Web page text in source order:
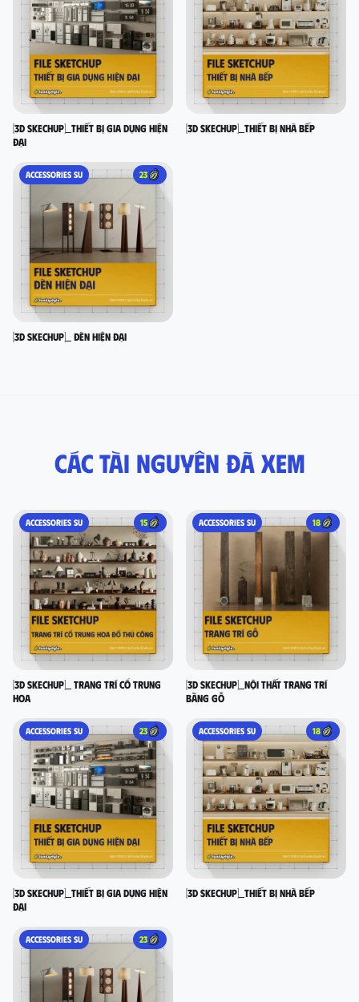
[3D SKECHUP]_Thiết bị gia dụng hiện
đại
[3D SKECHUP]_Thiết bị nhà bếp
ACCESSORIES SU 23
[3D SKECHUP]_ Đèn hiện đại
Các tài nguyên đã xem
ACCESSORIES SU 15
[3D SKECHUP]_ Trang trí cổ Trung
Hoa
ACCESSORIES SU 18
[3D SKECHUP]_Nội thất trang trí
bằng gỗ
ACCESSORIES SU 23
[3D SKECHUP]_Thiết bị gia dụng hiện
đại
ACCESSORIES SU 18
[3D SKECHUP]_Thiết bị nhà bếp
ACCESSORIES SU 23